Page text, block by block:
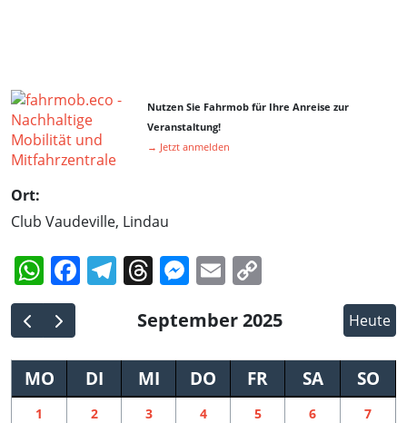
Nutzen Sie Fahrmob für Ihre Anreise zur
Veranstaltung!
→ Jetzt anmelden
Ort:
Club Vaudeville, Lindau
WhatsApp
Facebook
Telegram
Threads
Messenger
Email
September 2025 Heute
MO DI MI DO FR SA SO
1 2 3 4 5 6 7